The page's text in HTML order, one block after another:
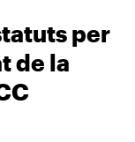
per
de la